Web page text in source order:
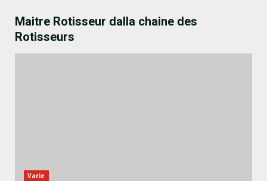
Maitre Rotisseur dalla chaine des
Rotisseurs
Varie